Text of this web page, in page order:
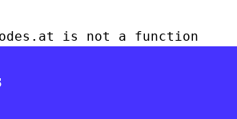
is not a function